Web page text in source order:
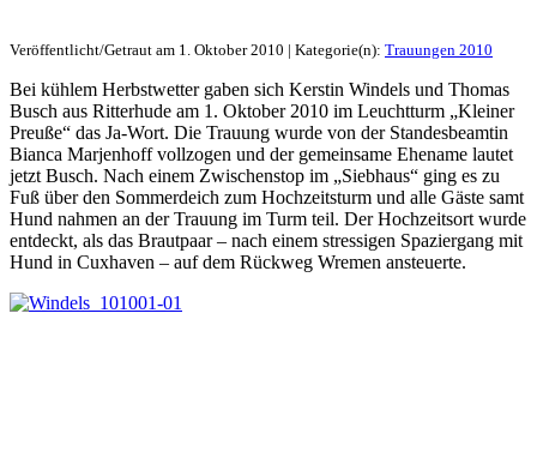
Veröffentlicht/Getraut am 1. Oktober 2010 | Kategorie(n): Trauungen 2010
Bei kühlem Herbstwetter gaben sich Kerstin Windels und Thomas
Busch aus Ritterhude am 1. Oktober 2010 im Leuchtturm „Kleiner
Preuße“ das Ja-Wort. Die Trauung wurde von der Standesbeamtin
Bianca Marjenhoff vollzogen und der gemeinsame Ehename lautet
jetzt Busch. Nach einem Zwischenstop im „Siebhaus“ ging es zu
Fuß über den Sommerdeich zum Hochzeitsturm und alle Gäste samt
Hund nahmen an der Trauung im Turm teil. Der Hochzeitsort wurde
entdeckt, als das Brautpaar – nach einem stressigen Spaziergang mit
Hund in Cuxhaven – auf dem Rückweg Wremen ansteuerte.